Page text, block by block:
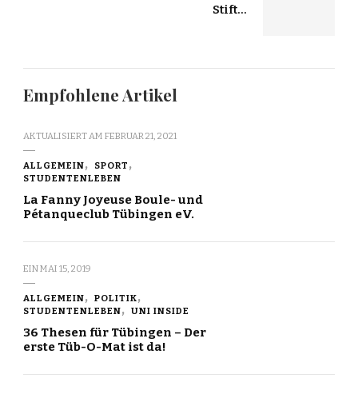
Stift...
Empfohlene Artikel
AKTUALISIERT AM FEBRUAR 21, 2021
ALLGEMEIN
SPORT
STUDENTENLEBEN
La Fanny Joyeuse Boule- und
Pétanqueclub Tübingen eV.
EINMAI 15, 2019
ALLGEMEIN
POLITIK
STUDENTENLEBEN
UNI INSIDE
36 Thesen für Tübingen – Der
erste Tüb-O-Mat ist da!